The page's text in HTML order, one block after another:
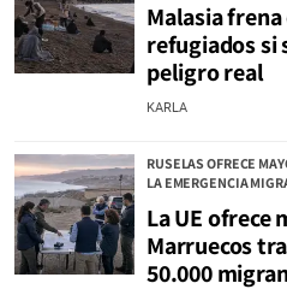
Malasia
refugiados si
peligro real
KARLA
RUSELAS OFRECE
LA EMERGENCIA
La UE ofrece
Marruecos
50.000